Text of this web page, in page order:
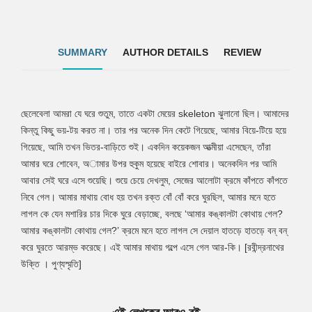
SUMMARY AUTHOR DETAILS REVIEW
Tab
Article
ছেলেবেলা আমরা যে ঘরে শুতুম, তাতে একটা মেয়ের skeleton ঝুলানো ছিল। আমাদের
কিন্তু কিছু ভয়-টয় করত না। তার পর অনেক দিন কেটে গিয়েছে, আমার বিয়ে-টিয়ে হয়ে
গিয়েছে, আমি তখন ভিতর-বাড়িতে শুই। একদিন কয়েকজন আত্মীয়া এসেছেন, তাঁরা
আমার ঘরে শোবেন, অামার উপর হুকুম হয়েছে বাইরে শোবার। অনেকদিন পর আমি
আবার সেই ঘরে এসে শুয়েছি। শুয়ে চেয়ে দেখলুম, সেজের আলোটা ক্রমে কাঁপতে কাঁপতে
নিবে গেল। আমার মাথায় বোধ হয় তখন রক্ত বোঁ বোঁ করে ঘুরছিল, আমার মনে হতে
লাগল কে যেন মশারির চার দিকে ঘুরে বেড়াচ্ছে, বলছে ‘আমার কঙ্কালটা কোথায় গেল?
আমার কঙ্কালটা কোথায় গেল?’ ক্রমে মনে হতে লাগল সে দেয়াল হাতড়ে হাতড়ে বন্‌ বন্‌
করে ঘুরতে আরম্ভ করেছে। এই আমার মাথায় গল্পে এসে গেল আর-কি। [রবীন্দ্রনাথের
উক্তি । পুণ্যস্মৃতি]